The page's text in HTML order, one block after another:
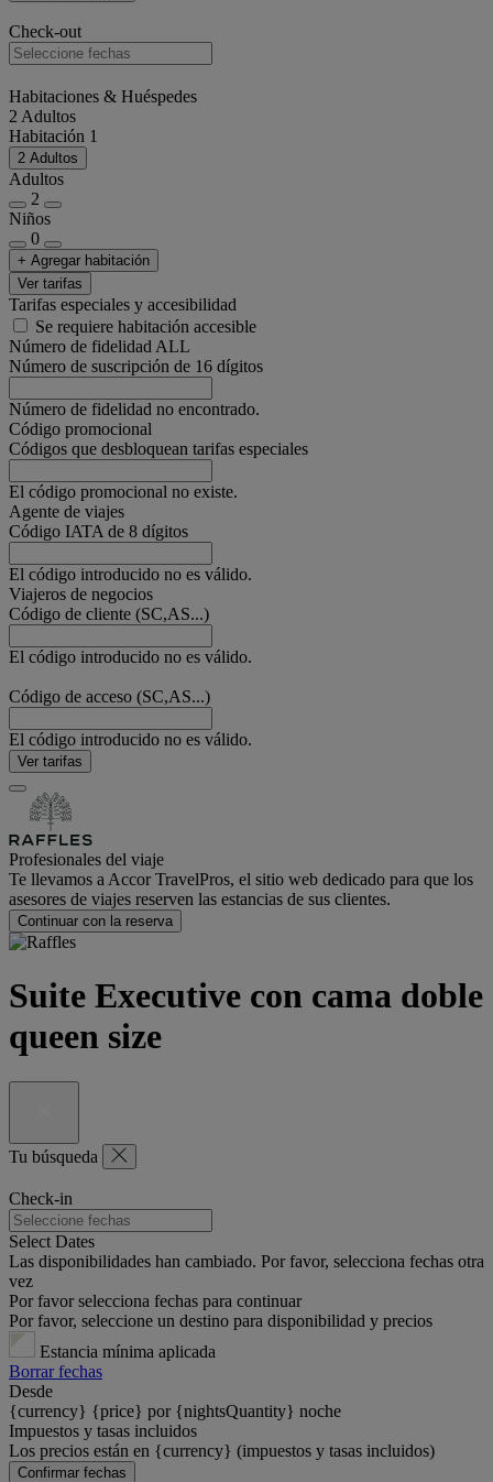
Check-out
Habitaciones & Huéspedes
2 Adultos
Habitación 1
2 Adultos
Adultos
2
Niños
0
+ Agregar habitación
Ver tarifas
Tarifas especiales y accesibilidad
Se requiere habitación accesible
Número de fidelidad ALL
Número de suscripción de 16 dígitos
Número de fidelidad no encontrado.
Código promocional
Códigos que desbloquean tarifas especiales
El código promocional no existe.
Agente de viajes
Código IATA de 8 dígitos
El código introducido no es válido.
Viajeros de negocios
Código de cliente (SC,AS...)
El código introducido no es válido.
Código de acceso (SC,AS...)
El código introducido no es válido.
Ver tarifas
Profesionales del viaje
Te llevamos a Accor TravelPros, el sitio web dedicado para que los
asesores de viajes reserven las estancias de sus clientes.
Continuar con la reserva
Suite Executive con cama doble
queen size
Tu búsqueda
Check-in
Select Dates
Las disponibilidades han cambiado. Por favor, selecciona fechas otra
vez
Por favor selecciona fechas para continuar
Por favor, seleccione un destino para disponibilidad y precios
Estancia mínima aplicada
Borrar fechas
Desde
{currency} {price} por {nightsQuantity} noche
Impuestos y tasas incluidos
Los precios están en {currency} (impuestos y tasas incluidos)
Confirmar fechas